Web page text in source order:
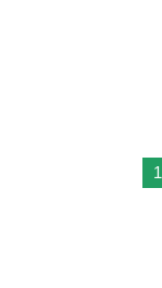
1